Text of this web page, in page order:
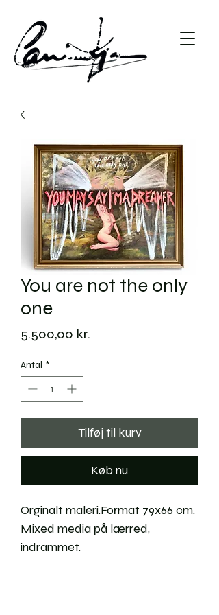
You are not the only
one
5.500,00 kr.
Antal *
Tilføj til kurv
Køb nu
Orginalt maleri.Format 79x66 cm.
Mixed media på lærred,
indrammet.